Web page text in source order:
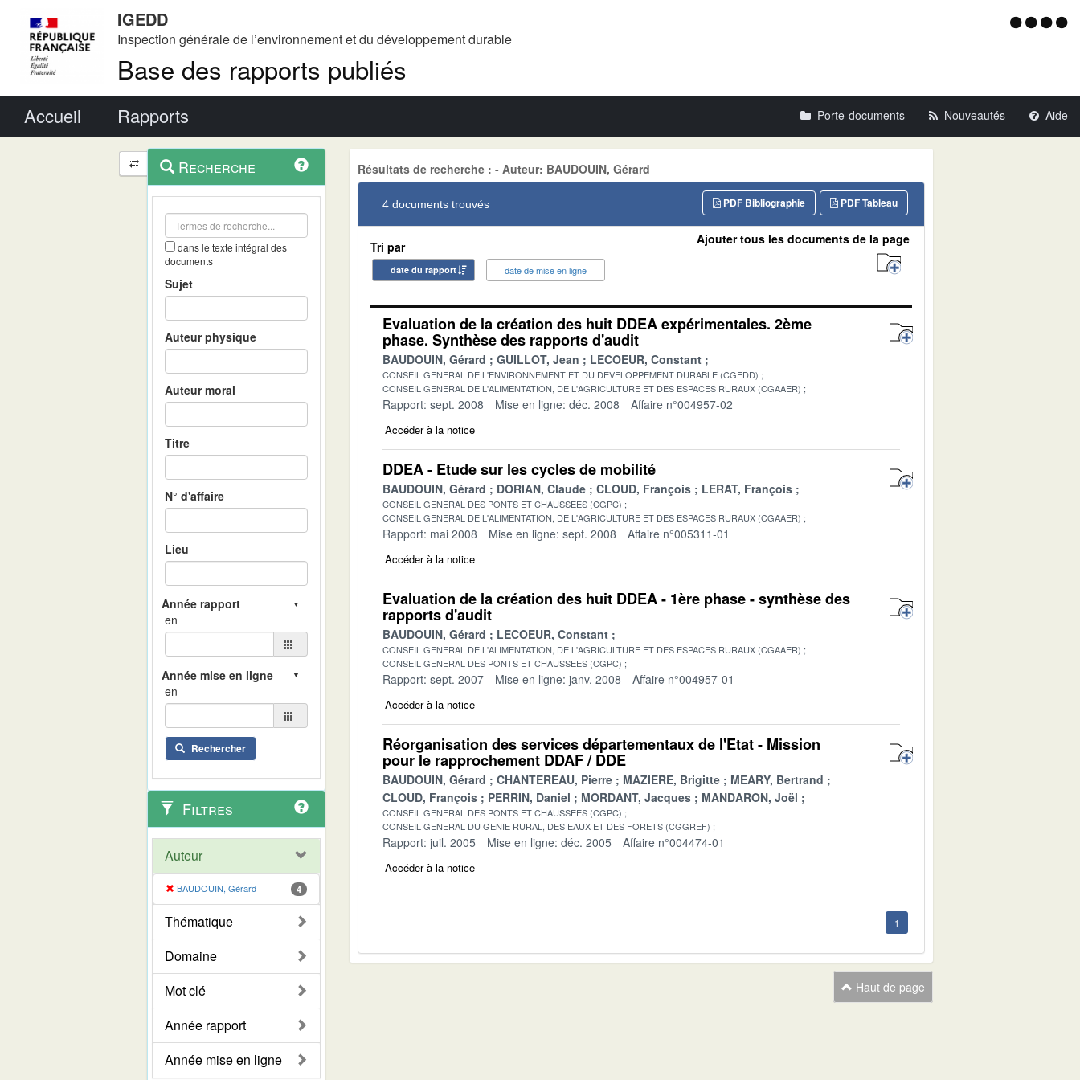
IGEDD
Inspection générale de l’environnement et du développement durable
Base des rapports publiés
Menu
Accueil Rapports Porte-documents Nouveautés Aide
Navigation
et
outils
contextuel
Recherche
dans le texte intégral des
documents
Sujet
Auteur physique
Auteur moral
Titre
N° d'affaire
Lieu
en
en
Rechercher
Filtres
Auteur
BAUDOUIN, Gérard 4
Thématique
Domaine
Mot clé
Année rapport
Année mise en ligne
Résultats de recherche : - Auteur: BAUDOUIN, Gérard
4 documents trouvés PDF Tableau
PDF Bibliographie
Tri par
date du rapport date de mise en ligne
Ajouter tous les documents de la page
Evaluation de la création des huit DDEA expérimentales. 2ème
phase. Synthèse des rapports d'audit
BAUDOUIN, Gérard GUILLOT, Jean LECOEUR, Constant
CONSEIL GENERAL DE L'ENVIRONNEMENT ET DU DEVELOPPEMENT DURABLE (CGEDD)
CONSEIL GENERAL DE L'ALIMENTATION, DE L'AGRICULTURE ET DES ESPACES RURAUX (CGAAER)
Rapport: sept. 2008 Mise en ligne: déc. 2008 Affaire n°004957-02
Accéder à la notice
DDEA - Etude sur les cycles de mobilité
BAUDOUIN, Gérard DORIAN, Claude CLOUD, François LERAT, François
CONSEIL GENERAL DES PONTS ET CHAUSSEES (CGPC)
CONSEIL GENERAL DE L'ALIMENTATION, DE L'AGRICULTURE ET DES ESPACES RURAUX (CGAAER)
Rapport: mai 2008 Mise en ligne: sept. 2008 Affaire n°005311-01
Accéder à la notice
Evaluation de la création des huit DDEA - 1ère phase - synthèse des
rapports d'audit
BAUDOUIN, Gérard LECOEUR, Constant
CONSEIL GENERAL DE L'ALIMENTATION, DE L'AGRICULTURE ET DES ESPACES RURAUX (CGAAER)
CONSEIL GENERAL DES PONTS ET CHAUSSEES (CGPC)
Rapport: sept. 2007 Mise en ligne: janv. 2008 Affaire n°004957-01
Accéder à la notice
Réorganisation des services départementaux de l'Etat - Mission
pour le rapprochement DDAF / DDE
BAUDOUIN, Gérard CHANTEREAU, Pierre MAZIERE, Brigitte
MEARY, Bertrand
CLOUD, François
PERRIN, Daniel MORDANT, Jacques MANDARON, Joël
CONSEIL GENERAL DES PONTS ET CHAUSSEES (CGPC)
CONSEIL GENERAL DU GENIE RURAL, DES EAUX ET DES FORETS (CGGREF)
Rapport: juil. 2005 Mise en ligne: déc. 2005 Affaire n°004474-01
Accéder à la notice
1
Haut de page